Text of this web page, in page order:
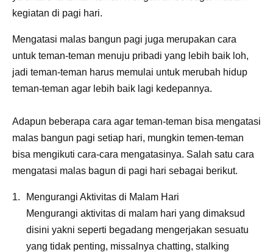
kegiatan di pagi hari.
Mengatasi malas bangun pagi juga merupakan cara
untuk teman-teman menuju pribadi yang lebih baik loh,
jadi teman-teman harus memulai untuk merubah hidup
teman-teman agar lebih baik lagi kedepannya.
Adapun beberapa cara agar teman-teman bisa mengatasi
malas bangun pagi setiap hari, mungkin temen-teman
bisa mengikuti cara-cara mengatasinya. Salah satu cara
mengatasi malas bagun di pagi hari sebagai berikut.
Mengurangi Aktivitas di Malam Hari
Mengurangi aktivitas di malam hari yang dimaksud
disini yakni seperti begadang mengerjakan sesuatu
yang tidak penting, missalnya chatting, stalking